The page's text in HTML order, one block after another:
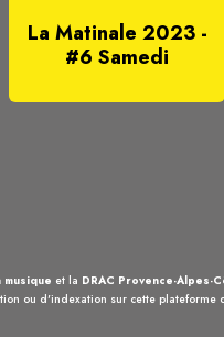
La Matinale 2023 -
#6 Samedi
et la DRAC Provence-Alpes-
ou d'indexation sur cette plateforme